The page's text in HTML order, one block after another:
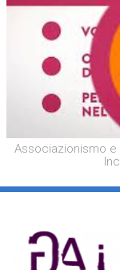
Associazionismo